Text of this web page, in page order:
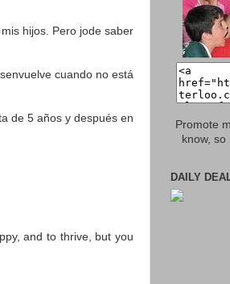
hijos. Pero jode saber
cuando no está
de 5 años y después en
and to thrive, but you
Promote
know,
DAILY